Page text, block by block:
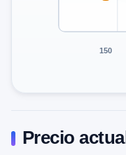
150
Precio